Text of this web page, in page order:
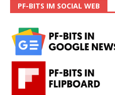
PF-BITS IM SOCIAL WEB